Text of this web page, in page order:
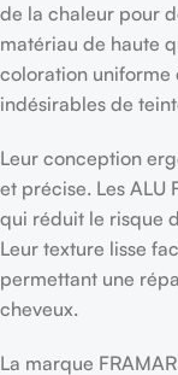
de la chaleur pour
matériau de haute
coloration uniforme
indésirables de
Leur conception
et précise. Les ALU
qui réduit le risque
Leur texture lisse
permettant une
cheveux.
La marque